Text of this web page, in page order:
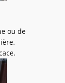
ou de